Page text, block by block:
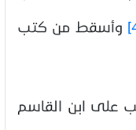
من كتب
على ابن القاسم